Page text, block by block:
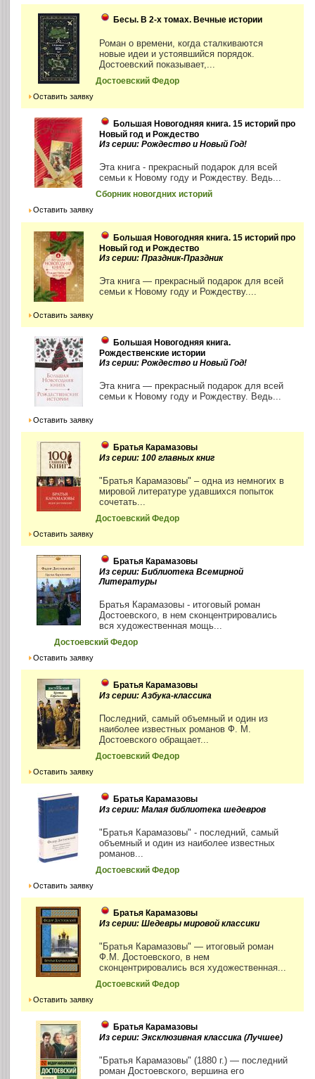
Бесы. В 2-х томах. Вечные истории
Роман о времени, когда сталкиваются
новые идеи и устоявшийся порядок.
Достоевский показывает,...
Достоевский Федор
Оставить заявку
Большая Новогодняя книга. 15 историй про
Новый год и Рождество
Из серии: Рождество и Новый Год!
Эта книга - прекрасный подарок для всей
семьи к Новому году и Рождеству. Ведь...
Сборник новогдних историй
Оставить заявку
Большая Новогодняя книга. 15 историй про
Новый год и Рождество
Из серии: Праздник-Праздник
Эта книга — прекрасный подарок для всей
семьи к Новому году и Рождеству....
Оставить заявку
Большая Новогодняя книга.
Рождественские истории
Из серии: Рождество и Новый Год!
Эта книга — прекрасный подарок для всей
семьи к Новому году и Рождеству. Ведь...
Оставить заявку
Братья Карамазовы
Из серии: 100 главных книг
"Братья Карамазовы" – одна из немногих в
мировой литературе удавшихся попыток
сочетать...
Достоевский Федор
Оставить заявку
Братья Карамазовы
Из серии: Библиотека Всемирной
Литературы
Братья Карамазовы - итоговый роман
Достоевского, в нем сконцентрировались
вся художественная мощь...
Достоевский Федор
Оставить заявку
Братья Карамазовы
Из серии: Азбука-классика
Последний, самый объемный и один из
наиболее известных романов Ф. М.
Достоевского обращает...
Достоевский Федор
Оставить заявку
Братья Карамазовы
Из серии: Малая библиотека шедевров
"Братья Карамазовы" - последний, самый
объемный и один из наиболее известных
романов...
Достоевский Федор
Оставить заявку
Братья Карамазовы
Из серии: Шедевры мировой классики
"Братья Карамазовы" — итоговый роман
Ф.М. Достоевского, в нем
сконцентрировались вся художественная...
Достоевский Федор
Оставить заявку
Братья Карамазовы
Из серии: Эксклюзивная классика (Лучшее)
"Братья Карамазовы" (1880 г.) — последний
роман Достоевского, вершина его